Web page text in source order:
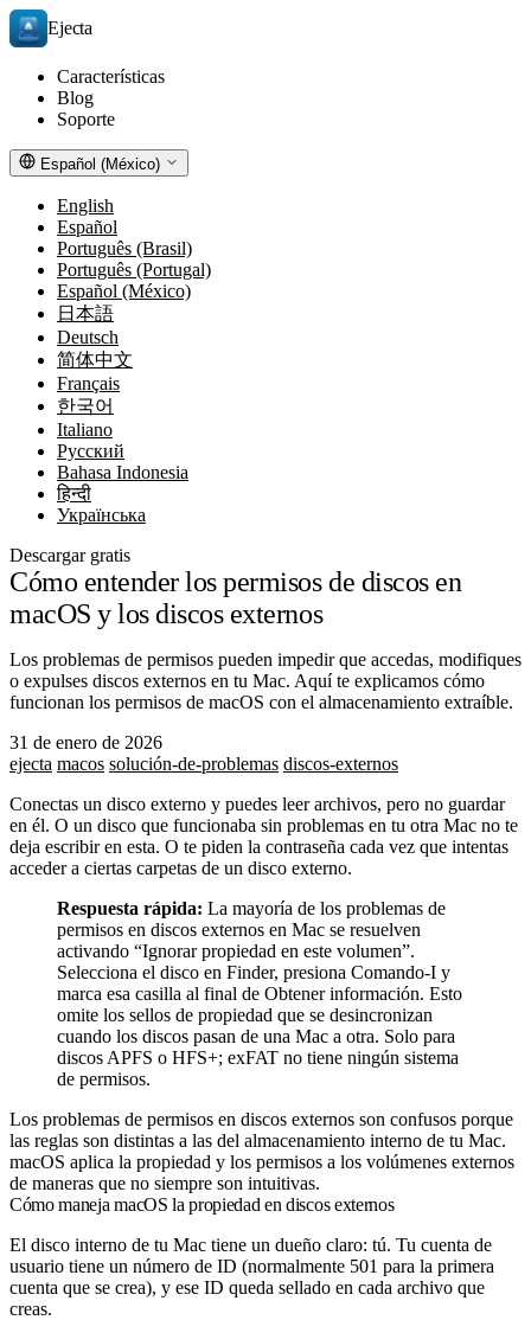
Ejecta
Características
Blog
Soporte
Español (México)
English
Español
Português (Brasil)
Português (Portugal)
Español (México)
日本語
Deutsch
简体中文
Français
한국어
Italiano
Русский
Bahasa Indonesia
हिन्दी
Українська
Descargar gratis
Cómo entender los permisos de discos en
macOS y los discos externos
Los problemas de permisos pueden impedir que accedas, modifiques
o expulses discos externos en tu Mac. Aquí te explicamos cómo
funcionan los permisos de macOS con el almacenamiento extraíble.
31 de enero de 2026
ejecta macos solución-de-problemas discos-externos
Conectas un disco externo y puedes leer archivos, pero no guardar
en él. O un disco que funcionaba sin problemas en tu otra Mac no te
deja escribir en esta. O te piden la contraseña cada vez que intentas
acceder a ciertas carpetas de un disco externo.
Respuesta rápida: La mayoría de los problemas de
permisos en discos externos en Mac se resuelven
activando “Ignorar propiedad en este volumen”.
Selecciona el disco en Finder, presiona Comando-I y
marca esa casilla al final de Obtener información. Esto
omite los sellos de propiedad que se desincronizan
cuando los discos pasan de una Mac a otra. Solo para
discos APFS o HFS+; exFAT no tiene ningún sistema
de permisos.
Los problemas de permisos en discos externos son confusos porque
las reglas son distintas a las del almacenamiento interno de tu Mac.
macOS aplica la propiedad y los permisos a los volúmenes externos
de maneras que no siempre son intuitivas.
Cómo maneja macOS la propiedad en discos externos
El disco interno de tu Mac tiene un dueño claro: tú. Tu cuenta de
usuario tiene un número de ID (normalmente 501 para la primera
cuenta que se crea), y ese ID queda sellado en cada archivo que
creas.